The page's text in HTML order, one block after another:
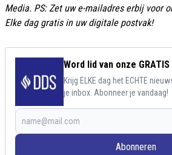
Media. PS: Zet uw e-mailadres erbij voor
Elke dag gratis in uw digitale postvak!
Word lid van onze
Krijg ELKE dag het ECHTE
je inbox. Abonneer je vandaag!
Abonneren